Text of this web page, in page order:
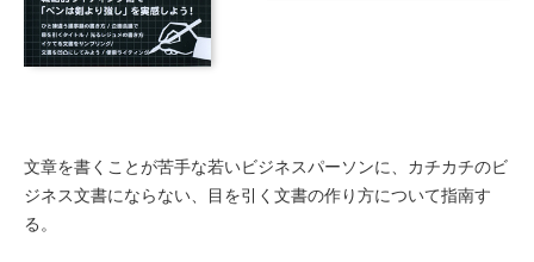
文章を書くことが苦手な若いビジネスパーソンに、カチカチのビ
ジネス文書にならない、目を引く文書の作り方について指南す
る。